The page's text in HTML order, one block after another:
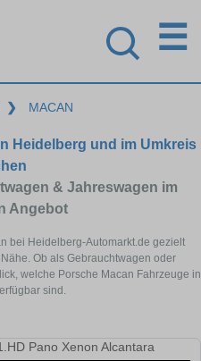
☰
❯ MACAN
Heidelberg und im Umkreis
& Jahreswagen im
Angebot
bei Heidelberg-Automarkt.de gezielt
Ob als Gebrauchtwagen oder
welche Porsche Macan Fahrzeuge in
sind.